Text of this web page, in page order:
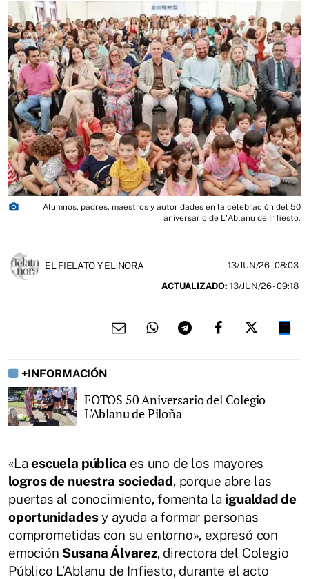
photo_camera
Alumnos, padres, maestros y autoridades en la celebración del 50
aniversario de L'Ablanu de Infiesto.
EL FIELATO Y EL NORA 13/JUN/26- 08:03
ACTUALIZADO: 13/JUN/26 - 09:18
+INFORMACIÓN
FOTOS 50 Aniversario del Colegio
L'Ablanu de Piloña
«Laescuela pública es uno de los mayores
logros de nuestra sociedad, porque abre las
puertas al conocimiento, fomenta la igualdad de
oportunidadesy ayuda a formar personas
comprometidas con su entorno», expresó con
emoción Susana Álvarez, directora del Colegio
Público L’Ablanu de Infiesto, durante el acto